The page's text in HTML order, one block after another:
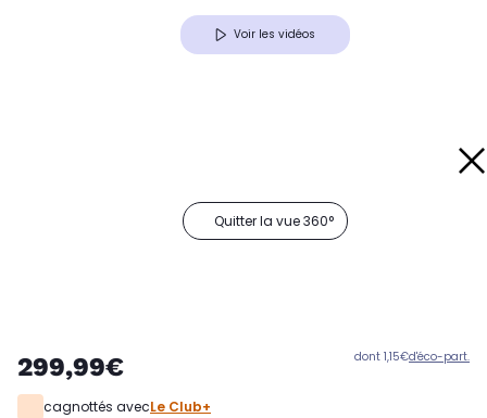
Voir les vidéos
Quitter la vue 360°
299,99€ dont 1,15€d'éco-part.
cagnottés avecLe Club+